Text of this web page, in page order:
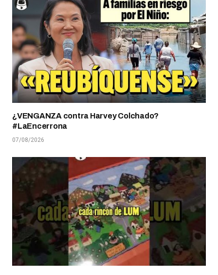
¿VENGANZA contra Harvey Colchado?
#LaEncerrona
07/08/2026